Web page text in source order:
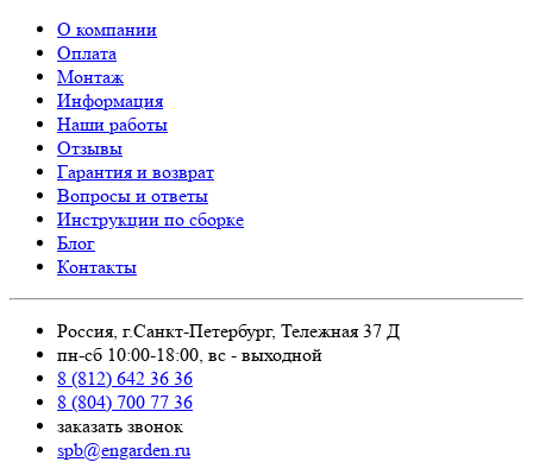
О компании
Оплата
Монтаж
Информация
Наши работы
Отзывы
Гарантия и возврат
Вопросы и ответы
Инструкции по сборке
Блог
Контакты
Россия, г.Санкт-Петербург, Тележная 37 Д
пн-сб 10:00-18:00, вс - выходной
8 (812) 642 36 36
8 (804) 700 77 36
заказать звонок
spb@engarden.ru